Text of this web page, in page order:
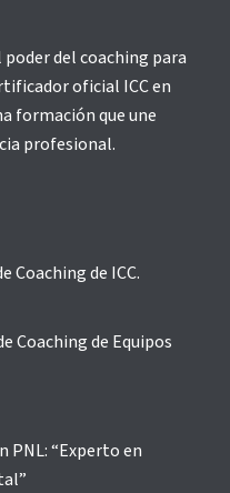
del coaching para
oficial ICC en
formación que une
profesional.
de ICC.
Coaching de Equipos
PNL: “Experto en